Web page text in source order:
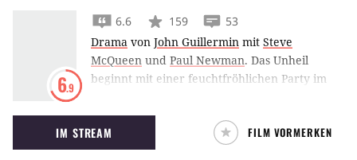
6.9
6.6 159
53
Drama von John Guillermin mit Steve
McQueen und Paul Newman. Das Unheil
beginnt mit einer feuchtfröhlichen Party im
Wolkenkratzers. Dabei sind der Architekt, der
Bauherr und der Sicherheitschef. Noch
während man in schwindelnder Höhe feiert,
IM STREAM FILM VORMERKEN